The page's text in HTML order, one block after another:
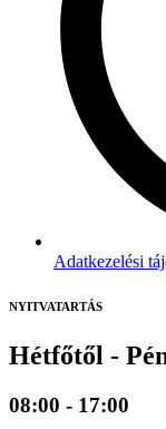
Adatkezelési
NYITVATARTÁS
Hétfőtől -
08:00 - 17:00